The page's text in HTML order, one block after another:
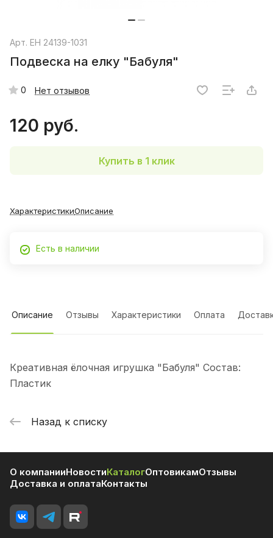
Арт. EH 24139-1031
Подвеска на елку "Бабуля"
0 Нет отзывов
120 руб.
Купить в 1 клик
ХарактеристикиОписание
Есть в наличии
Описание Отзывы Характеристики Оплата
Креативная ёлочная игрушка "Бабуля" Состав:
Пластик
Назад к списку
О компанииНовостиКаталогОптовикамОтзывы
Доставка и оплатаКонтакты